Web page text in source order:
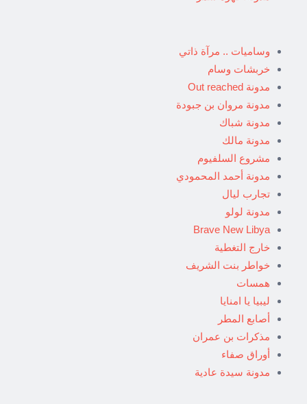
وساميات .. مرآة ذاتي
خربشات وسام
مدونة Out reached
مدونة مروان بن جبودة
مدونة شباك
مدونة مالك
مشروع السلفيوم
مدونة أحمد المحمودي
تجارب ليال
مدونة لولو
Brave New Libya
خارج التغطية
خواطر بنت الشريف
همسات
ليبيا يا امنايا
أصابع المطر
مذكرات بن عمران
أوراق صفاء
مدونة سيدة عادية